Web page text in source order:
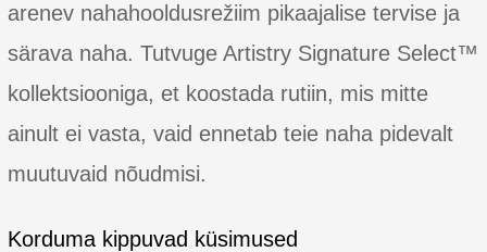
arenev nahahooldusrežiim pikaajalise tervise ja
särava naha. Tutvuge Artistry Signature Select™
kollektsiooniga, et koostada rutiin, mis mitte
ainult ei vasta, vaid ennetab teie naha pidevalt
muutuvaid nõudmisi.
Korduma kippuvad küsimused